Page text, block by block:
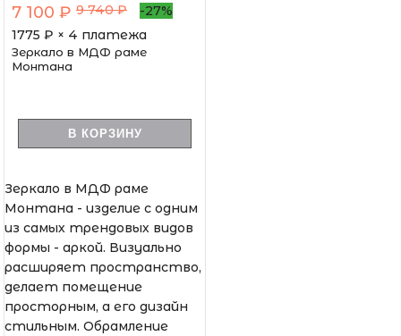
7 100 ₽ 9 740 ₽
-27%
1775 ₽ × 4 платежа
Зеркало в МДФ раме
Монтана
В КОРЗИНУ
Зеркало в МДФ раме
Монтана - изделие с одним
из самых трендовых видов
формы - аркой. Визуально
расширяет пространство,
делает помещение
просторным, а его дизайн
стильным. Обрамление